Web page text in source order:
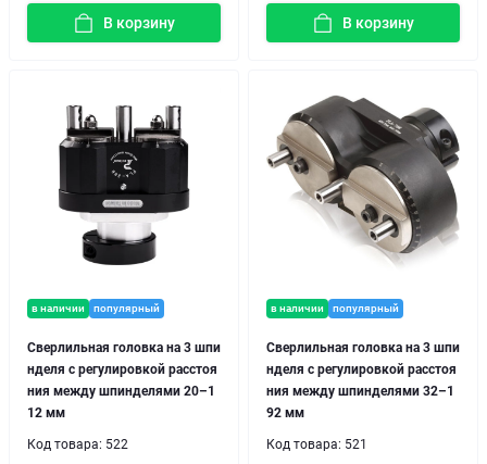
В корзину В корзину
в наличии популярный
Сверлильная головка на 3 шпи
нделя с регулировкой расстоя
ния между шпинделями 20–1
12 мм
Код товара: 522
в наличии популярный
Сверлильная головка на 3 шпи
нделя с регулировкой расстоя
ния между шпинделями 32–1
92 мм
Код товара: 521